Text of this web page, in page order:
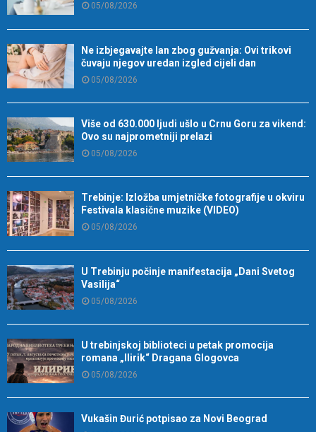
05/08/2026
Ne izbjegavajte lan zbog gužvanja: Ovi trikovi
čuvaju njegov uredan izgled cijeli dan
05/08/2026
Više od 630.000 ljudi ušlo u Crnu Goru za vikend:
Ovo su najprometniji prelazi
05/08/2026
Trebinje: Izložba umjetničke fotografije u okviru
Festivala klasične muzike (VIDEO)
05/08/2026
U Trebinju počinje manifestacija „Dani Svetog
Vasilija“
05/08/2026
U trebinjskoj biblioteci u petak promocija
romana „Ilirik“ Dragana Glogovca
05/08/2026
Vukašin Đurić potpisao za Novi Beograd